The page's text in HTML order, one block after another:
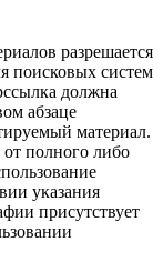
разрешается
поисковых систем
должна
абзаце
материал.
от полного либо
указания
присутствует